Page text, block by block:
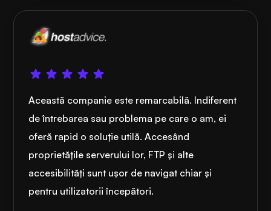
Această companie este remarcabilă. Indiferent
de întrebarea sau problema pe care o am, ei
oferă rapid o soluție utilă. Accesând
proprietățile serverului lor, FTP și alte
accesibilități sunt ușor de navigat chiar și
pentru utilizatorii începători.